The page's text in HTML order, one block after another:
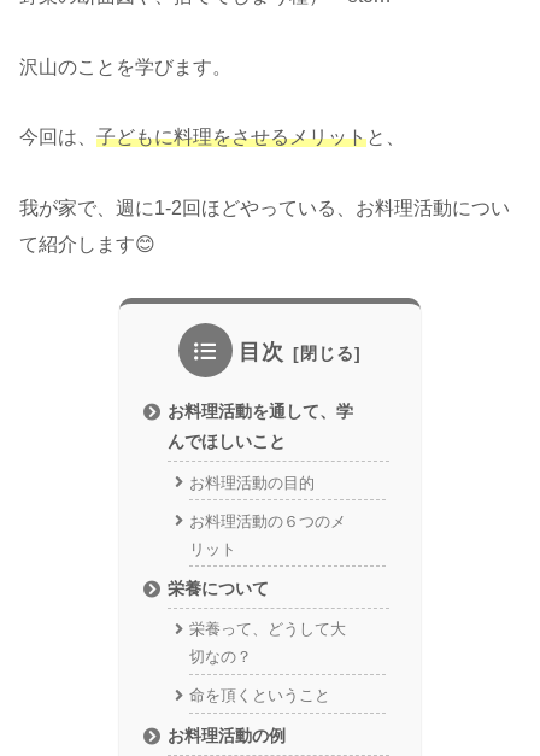
沢山のことを学びます。
今回は、 子どもに料理をさせるメリットと、
我が家で、週に1-2回ほどやっている、お料理活動につい
て紹介します😊
目次
お料理活動を通して、学
んでほしいこと
お料理活動の目的
お料理活動の６つのメ
リット
栄養について
栄養って、どうして大
切なの？
命を頂くということ
お料理活動の例